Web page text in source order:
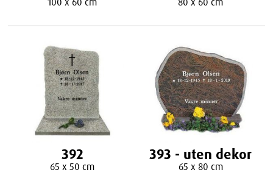
392
65 x 50 cm
393 - uten dekor
65 x 80 cm